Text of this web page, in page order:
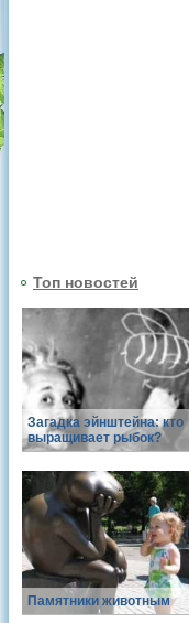
Топ новостей
Загадка эйнштейна: кто
выращивает рыбок?
Памятники животным